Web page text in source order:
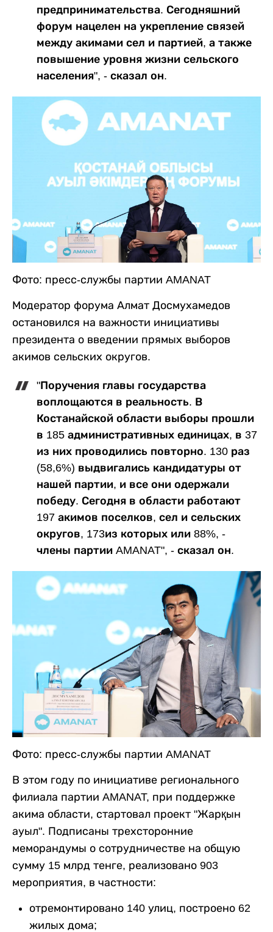
предпринимательства. Сегодняшний
форум нацелен на укрепление связей
между акимами сел и партией, а также
повышение уровня жизни сельского
населения", - сказал он.
Фото: пресс-службы партии AMANAT
Модератор форума Алмат Досмухамедов
остановился на важности инициативы
президента о введении прямых выборов
акимов сельских округов.
"Поручения главы государства
воплощаются в реальность. В
Костанайской области выборы прошли
в 185 административных единицах, в 37
из них проводились повторно. 130 раз
(58,6%) выдвигались кандидатуры от
нашей партии, и все они одержали
победу. Сегодня в области работают
197 акимов поселков, сел и сельских
округов, 173из которых или 88%, -
члены партии AMANAT", - сказал он.
Фото: пресс-службы партии AMANAT
В этом году по инициативе регионального
филиала партии AMANAT, при поддержке
акима области, стартовал проект "Жарқын
ауыл". Подписаны трехсторонние
меморандумы о сотрудничестве на общую
сумму 15 млрд тенге, реализовано 903
мероприятия, в частности:
отремонтировано 140 улиц, построено 62
жилых дома;